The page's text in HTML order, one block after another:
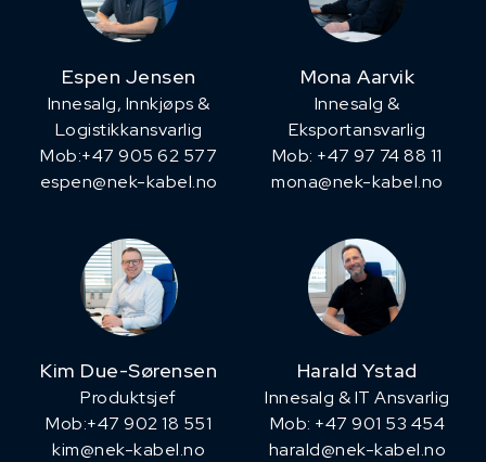
Espen Jensen
Innesalg, ​Innkjøps &
Logistikkansvarlig
Mob:+47 905 62 577
espen@nek-kabel.no
Mona Aarvik
Innesalg &
Eksportansvarlig
Mob: +47 97 74 88 11
mona@nek-kabel.no
Kim Due-Sørensen
Produktsjef
​Mob:+47 902 18 551
kim@nek-kabel.no
Harald Ystad
Innesalg & IT Ansvarlig
Mob: +47 901 53 454
harald@nek-kabel.no